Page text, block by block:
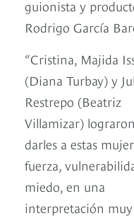
guionista y
Rodrigo García
“Cristina, Majida
(Diana Turbay) y
Restrepo (Beatriz
Villamizar) lograron
darles a estas
fuerza,
miedo, en una
interpretación muy